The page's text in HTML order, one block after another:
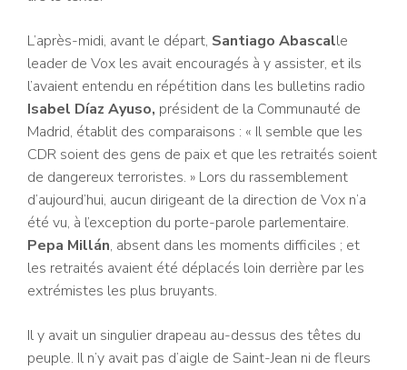
L’après-midi, avant le départ, Santiago Abascalle
leader de Vox les avait encouragés à y assister, et ils
l’avaient entendu en répétition dans les bulletins radio
Isabel Díaz Ayuso, président de la Communauté de
Madrid, établit des comparaisons : « Il semble que les
CDR soient des gens de paix et que les retraités soient
de dangereux terroristes. » Lors du rassemblement
d’aujourd’hui, aucun dirigeant de la direction de Vox n’a
été vu, à l’exception du porte-parole parlementaire.
Pepa Millán, absent dans les moments difficiles ; et
les retraités avaient été déplacés loin derrière par les
extrémistes les plus bruyants.
Il y avait un singulier drapeau au-dessus des têtes du
peuple. Il n’y avait pas d’aigle de Saint-Jean ni de fleurs